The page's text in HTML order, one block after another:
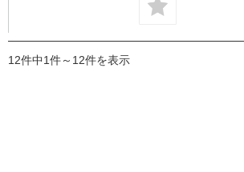
12件中1件～12件を表示